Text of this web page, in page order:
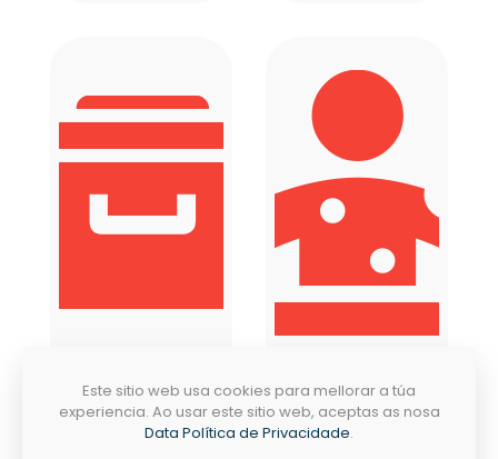
Este sitio web usa cookies para mellorar a túa
experiencia. Ao usar este sitio web, aceptas as nosa
Data Política de Privacidade.